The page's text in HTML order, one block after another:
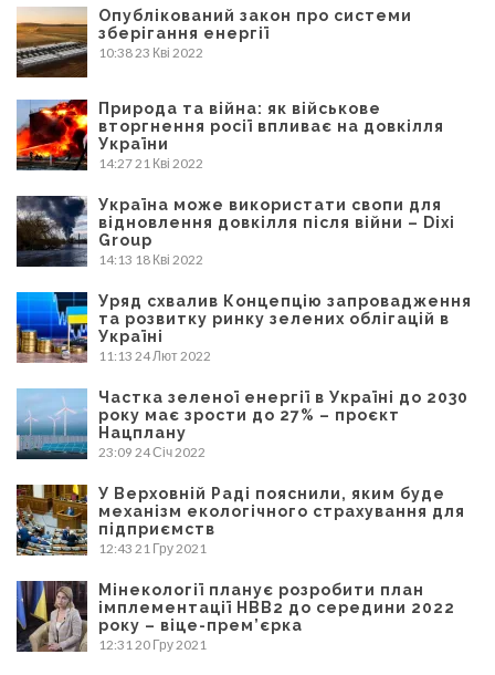
Опублікований закон про системи
зберігання енергії
10:38 23 Кві 2022
Природа та війна: як військове
вторгнення росії впливає на довкілля
України
14:27 21 Кві 2022
Україна може використати свопи для
відновлення довкілля після війни – Dixi
Group
14:13 18 Кві 2022
Уряд схвалив Концепцію запровадження
та розвитку ринку зелених облігацій в
Україні
11:13 24 Лют 2022
Частка зеленої енергії в Україні до 2030
року має зрости до 27% – проєкт
Нацплану
23:09 24 Січ 2022
У Верховній Раді пояснили, яким буде
механізм екологічного страхування для
підприємств
12:43 21 Гру 2021
Мінекології планує розробити план
імплементації НВВ2 до середини 2022
року – віце-прем’єрка
12:31 20 Гру 2021